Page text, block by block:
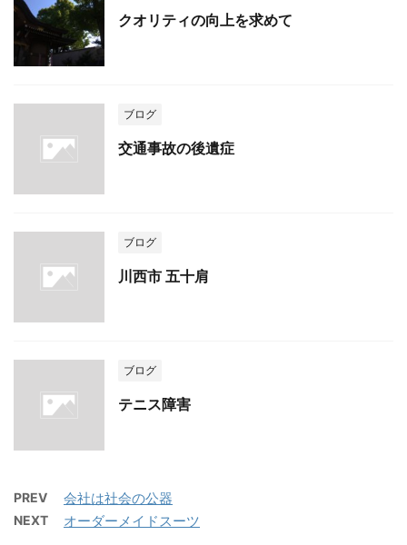
クオリティの向上を求めて
ブログ
交通事故の後遺症
ブログ
川西市 五十肩
ブログ
テニス障害
PREV 会社は社会の公器
NEXT オーダーメイドスーツ